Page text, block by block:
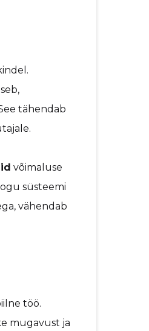
tähendab
võimaluse
süsteemi
vähendab
töö.
mugavust ja